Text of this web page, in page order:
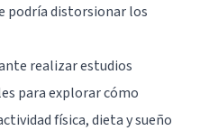
podría distorsionar los
realizar estudios
para explorar cómo
física, dieta y sueño